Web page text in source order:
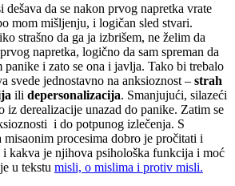
dešava da se nakon prvog napretka vrate
mom mišljenju, i logičan sled stvari.
strašno da ga ja izbrišem, ne želim da
napretka, logično da sam spreman da
panike i zato se ona i javlja. Tako bi trebalo
svede jednostavno na anksioznost – strah
ili depersonalizacija. Smanjujući, silazeći
iz derealizacije unazad do panike. Zatim se
i do potpunog izlečenja. S
misaonim procesima dobro je pročitati i
i kakva je njihova psihološka funkcija i moć
u tekstu misli, o mislima i protiv misli.